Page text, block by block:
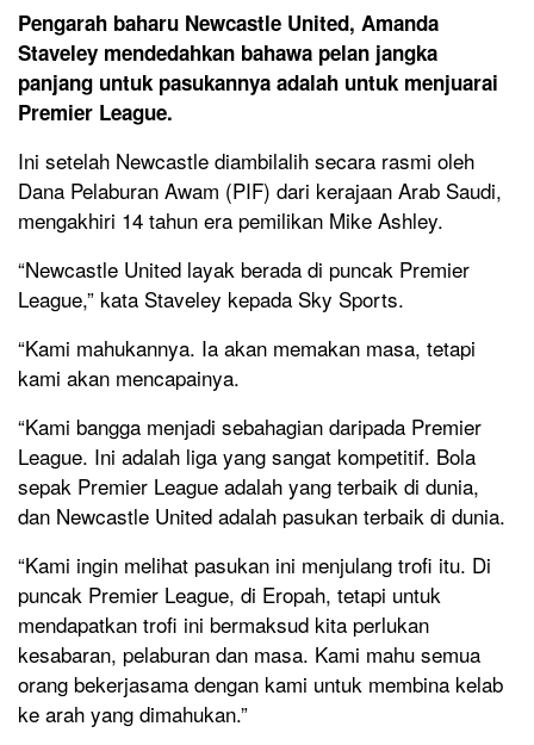
Pengarah baharu Newcastle United, Amanda
Staveley mendedahkan bahawa pelan jangka
panjang untuk pasukannya adalah untuk menjuarai
Premier League.
Ini setelah Newcastle diambilalih secara rasmi oleh
Dana Pelaburan Awam (PIF) dari kerajaan Arab Saudi,
mengakhiri 14 tahun era pemilikan Mike Ashley.
“Newcastle United layak berada di puncak Premier
League,” kata Staveley kepada Sky Sports.
“Kami mahukannya. Ia akan memakan masa, tetapi
kami akan mencapainya.
“Kami bangga menjadi sebahagian daripada Premier
League. Ini adalah liga yang sangat kompetitif. Bola
sepak Premier League adalah yang terbaik di dunia,
dan Newcastle United adalah pasukan terbaik di dunia.
“Kami ingin melihat pasukan ini menjulang trofi itu. Di
puncak Premier League, di Eropah, tetapi untuk
mendapatkan trofi ini bermaksud kita perlukan
kesabaran, pelaburan dan masa. Kami mahu semua
orang bekerjasama dengan kami untuk membina kelab
ke arah yang dimahukan.”